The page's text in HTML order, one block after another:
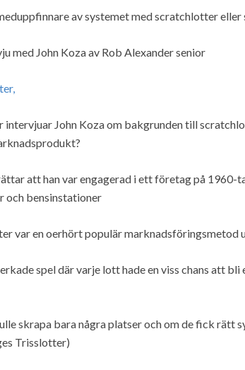
av systemet med scratchlotter
med John Koza av Rob Alexander senior
intervjuar John Koza om bakgrunden till
att han var engagerad i ett företag på
och bensinstationer
var en oerhört populär marknadsföringsmetod
spel där varje lott hade en viss chans att bli
skrapa bara några platser och om de fick rätt
Trisslotter)